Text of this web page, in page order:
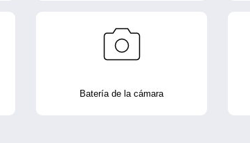
Batería de la cámara